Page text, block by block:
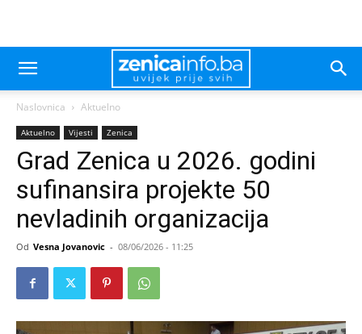
Naslovnica Aktuelno
Aktuelno Vijesti Zenica
Grad Zenica u 2026. godini
sufinansira projekte 50
nevladinih organizacija
Od Vesna Jovanovic - 08/06/2026 - 11:25